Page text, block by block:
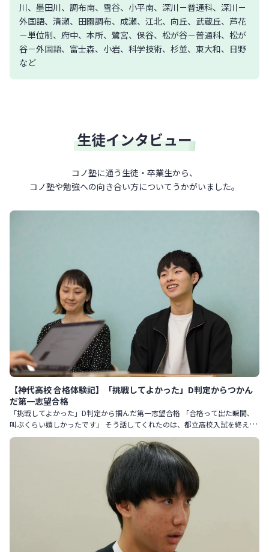
川、墨田川、調布南、雪谷、小平南、深川－普通科、深川－
外国語、清瀬、田園調布、成瀬、江北、向丘、武蔵丘、芦花
－単位制、府中、本所、鷺宮、保谷、松が谷－普通科、松が
谷－外国語、富士森、小岩、科学技術、杉並、東大和、日野
など
生徒インタビュー
コノ塾に通う生徒・卒業生から、
コノ塾や勉強への向き合い方について うかがいました。
【神代高校 合格体験記】「挑戦してよかった」D判定からつかん
だ第一志望合格
「挑戦してよかった」D判定から掴んだ第一志望合格 「合格って出た瞬間、
叫ぶくらい嬉しかったです」 そう話してくれたのは、都立高校入試を終えた
コウタさん（仮名）。 中学2年生の終わりからコノ塾に通い、第